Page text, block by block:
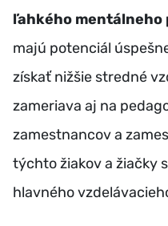
ľahkého
majú potenciál
získať nižšie stredné
zameriava aj na
zamestnancov a
týchto žiakov a žiačky
hlavného